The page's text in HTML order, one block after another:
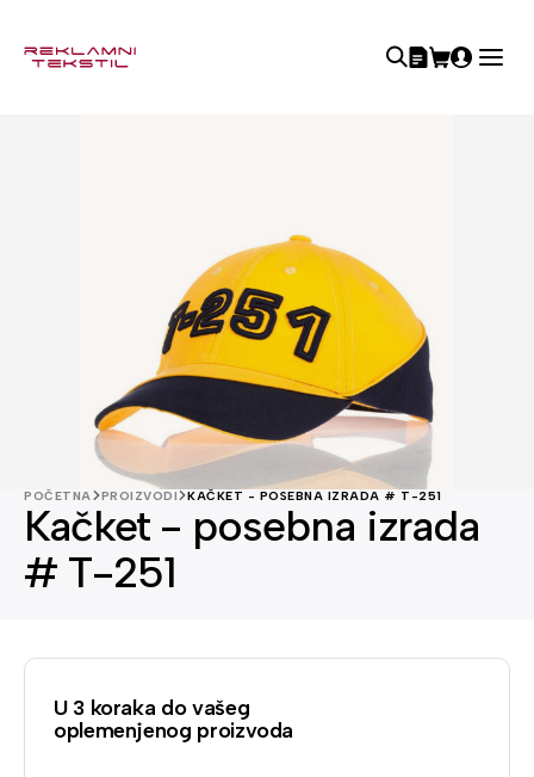
POČETNA PROIZVODI KAČKET - POSEBNA IZRADA # T-251
Kačket - posebna izrada
# T-251
U 3 koraka do vašeg
oplemenjenog proizvoda